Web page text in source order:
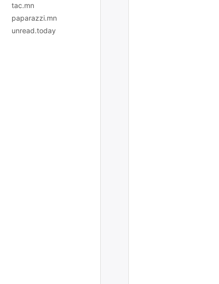
tac.mn
paparazzi.mn
unread.today